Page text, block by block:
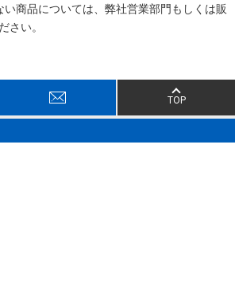
商品については、弊社営業部門もしくは販
さい。
TOP